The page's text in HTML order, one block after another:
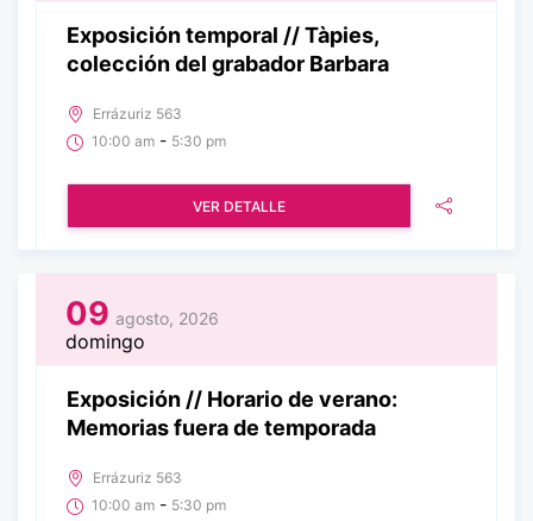
Exposición temporal // Tàpies,
colección del grabador Barbara
Errázuriz 563
10:00 am - 5:30 pm
VER DETALLE
09 agosto, 2026
domingo
Exposición // Horario de verano:
Memorias fuera de temporada
Errázuriz 563
10:00 am - 5:30 pm